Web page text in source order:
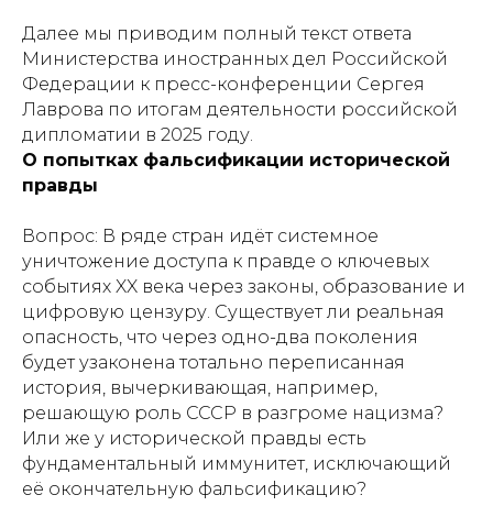
Далее мы приводим полный текст ответа
Министерства иностранных дел Российской
Федерации к пресс-конференции Сергея
Лаврова по итогам деятельности российской
дипломатии в 2025 году.
О попытках фальсификации исторической
правды
Вопрос: В ряде стран идёт системное
уничтожение доступа к правде о ключевых
событиях XX века через законы, образование и
цифровую цензуру. Существует ли реальная
опасность, что через одно-два поколения
будет узаконена тотально переписанная
история, вычеркивающая, например,
решающую роль СССР в разгроме нацизма?
Или же у исторической правды есть
фундаментальный иммунитет, исключающий
её окончательную фальсификацию?